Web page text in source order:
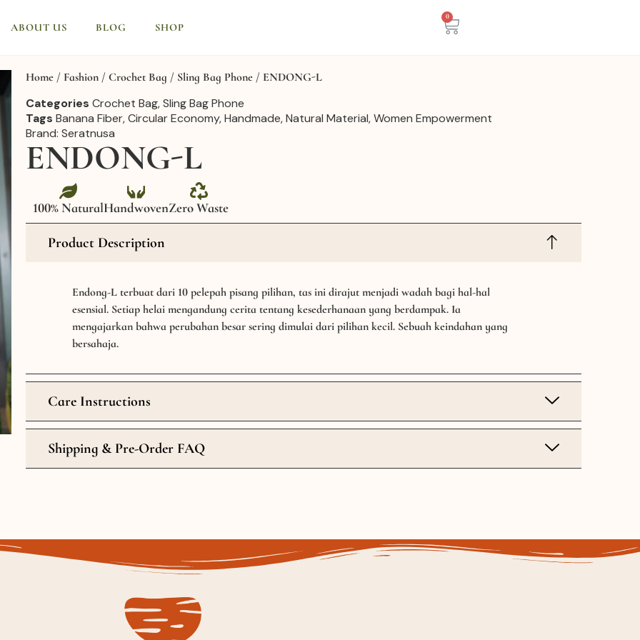
ABOUT US BLOG SHOP
0
Home / Fashion /Crochet Bag / Sling Bag Phone / ENDONG-L
Categories Crochet Bag,Sling Bag Phone
Tags Banana Fiber,Circular Economy,Handmade,Natural Material,Women Empowerment
Brand:Seratnusa
ENDONG-L
100% NaturalHandwovenZero Waste
Product Description
Endong-L terbuat dari 10 pelepah pisang pilihan, tas ini dirajut menjadi wadah bagi hal-hal
esensial. Setiap helai mengandung cerita tentang kesederhanaan yang berdampak. Ia
mengajarkan bahwa perubahan besar sering dimulai dari pilihan kecil. Sebuah keindahan yang
bersahaja.
Care Instructions
Shipping & Pre-Order FAQ